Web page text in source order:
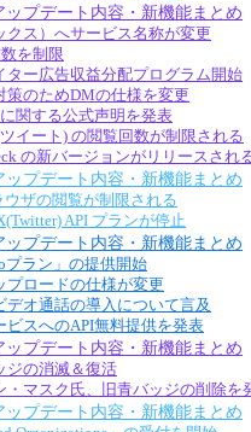
プデート内容・新機能まとめ
クス）へサービス名称が変更
を制限
ター広告収益分配プログラム開始
策のためDMの仕様を変更
関する公式声明を発表
イート) の閲覧回数が制限される
の新バージョンがリリースされ
プデート内容・新機能まとめ
ウザの閲覧が制限される
API プランが停止
プデート内容・新機能まとめ
プラン」の提供開始
プロードの仕様が変更
デオ通話の導入について言及
ビスへのAPI無料提供を発表
プデート内容・新機能まとめ
ジの消滅＆復活
・マスク氏、旧青バッジの削除を
プデート内容・新機能まとめ